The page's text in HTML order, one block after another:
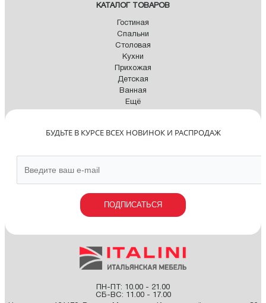
КАТАЛОГ ТОВАРОВ
Гостиная
Спальни
Столовая
Кухни
Прихожая
Детская
Ванная
Ещё
БУДЬТЕ В КУРСЕ ВСЕХ НОВИНОК И РАСПРОДАЖ
ПОДПИСАТЬСЯ
ПН-ПТ: 10.00 - 21.00
СБ-ВС: 11.00 - 17.00